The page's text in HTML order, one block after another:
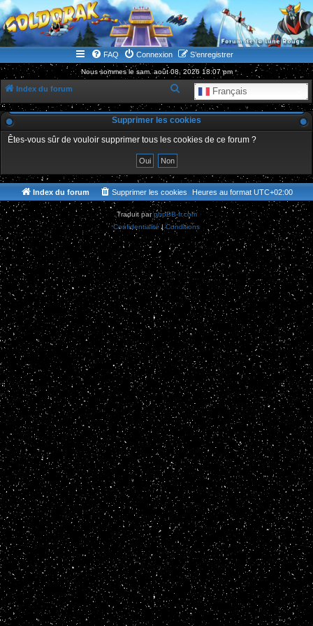
WWW.GOLDORAKGO.COM
le site de la Lune Rouge
FAQ Connexion S’enregistrer
Nous sommes le sam. août 08, 2026 18:07 pm
Index du forum Français
e
c
h
h
e
r
Supprimer les cookies
Êtes-vous sûr de vouloir supprimer tous les cookies de ce forum ?
Index du forum Heures au format UTC+02:00
Supprimer les cookies
Traduit parphpBB-fr.com
Confidentialité|Conditions